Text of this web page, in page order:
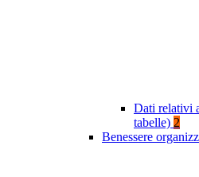
Dati relativi
tabelle) 2
Benessere